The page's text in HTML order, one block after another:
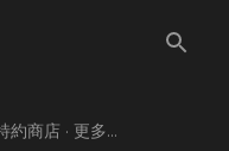
約商店 更多…